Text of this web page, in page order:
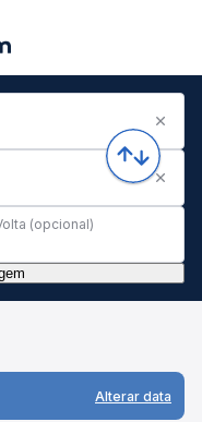
(opcional)
Alterar data